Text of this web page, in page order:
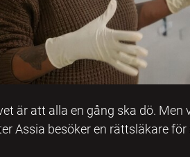
är att alla en gång ska dö. Men
Assia besöker en rättsläkare